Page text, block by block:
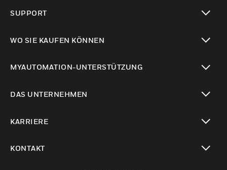
SUPPORT
WO SIE KAUFEN KÖNNEN
MYAUTOMATION-UNTERSTÜTZUNG
DAS UNTERNEHMEN
KARRIERE
KONTAKT